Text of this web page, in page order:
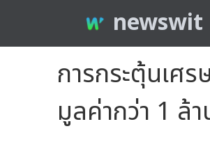
newswit
การกระตุ้นเศ
มูลค่ากว่า 1 ล้